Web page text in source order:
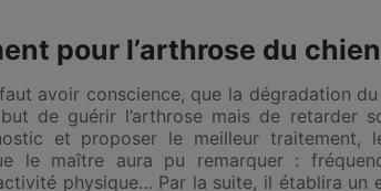
pour l’arthrose du chien
avoir conscience, que la dégradation
de guérir l’arthrose mais de retarder
et proposer le meilleur traitement,
le maître aura pu remarquer :
physique… Par la suite, il établira un